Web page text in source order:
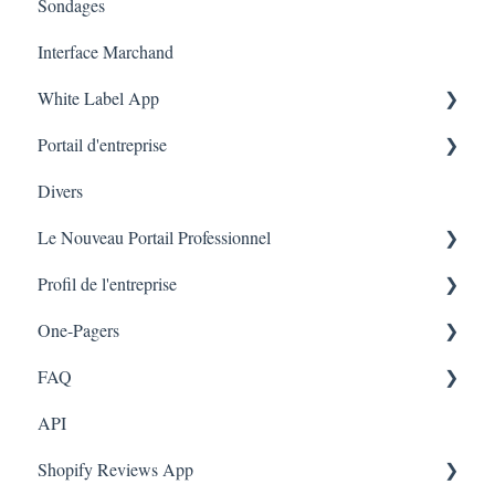
Sondages
Interface Marchand
White Label App
Code QR -Integration
Portail d'entreprise
Liste des transactions
Branches
Divers
Le Nouveau Portail Professionnel
Marketing
Profil de l'entreprise
Branches
One-Pagers
Marketing
Enquêtes
App Colors
FAQ
FAQ- Lightspeed R Series
Shopify POS
API
Shopify Reviews App